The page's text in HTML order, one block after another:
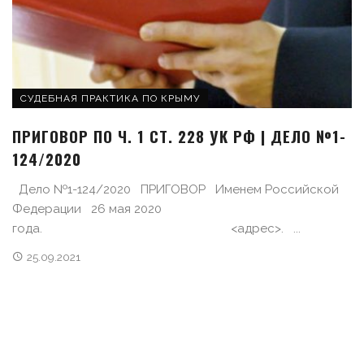
СУДЕБНАЯ ПРАКТИКА ПО КРЫМУ
ПРИГОВОР ПО Ч. 1 СТ. 228 УК РФ | ДЕЛО №1-
124/2020
Дело №1-124/2020 ПРИГОВОР Именем Российской
Федерации 26 мая 2020
года. <адрес>. ...
25.09.2021